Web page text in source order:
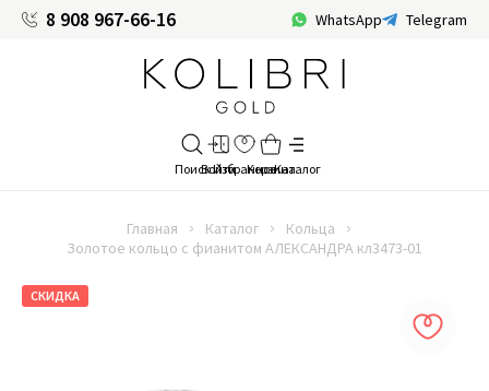
8 908 967-66-16 WhatsApp Telegram
Главная Каталог
Кольца
Золотое кольцо с фианитом АЛЕКСАНДРА кл3473-01
СКИДКА